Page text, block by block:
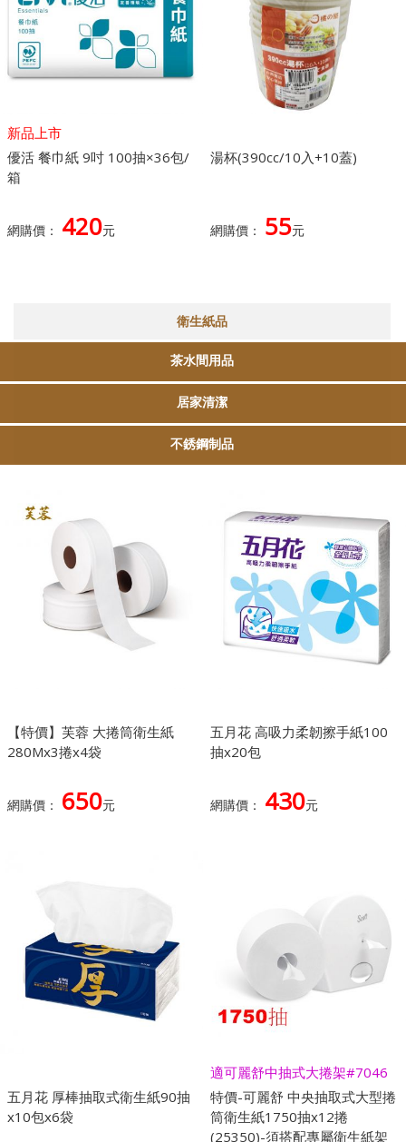
新品上市
優活 餐巾紙 9吋 100抽×36包/
箱
網購價： 420元
湯杯(390cc/10入+10蓋)
網購價： 55元
衛生紙品
茶水間用品
居家清潔
不銹鋼制品
【特價】芙蓉 大捲筒衛生紙
280Mx3捲x4袋
網購價： 650元
五月花 高吸力柔韌擦手紙100
抽x20包
網購價： 430元
五月花 厚棒抽取式衛生紙90抽
x10包x6袋
適可麗舒中抽式大捲架#7046
特價-可麗舒 中央抽取式大型捲
筒衛生紙1750抽x12捲
(25350)-須搭配專屬衛生紙架